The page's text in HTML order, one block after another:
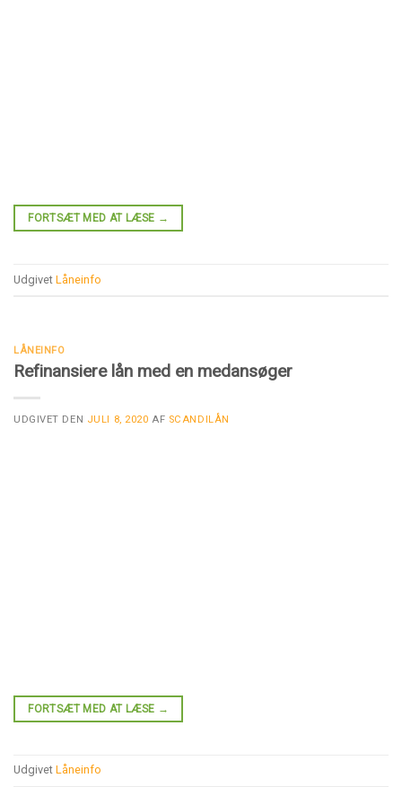
FORTSÆT MED AT LÆSE →
Udgivet Låneinfo
LÅNEINFO
Refinansiere lån med en medansøger
UDGIVET DEN JULI 8, 2020 AF SCANDILÅN
FORTSÆT MED AT LÆSE →
Udgivet Låneinfo